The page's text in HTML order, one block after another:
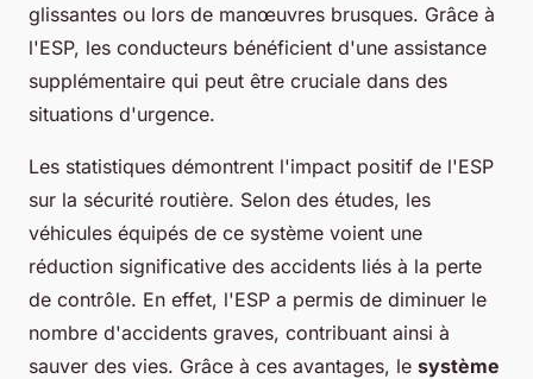
glissantes ou lors de manœuvres brusques. Grâce à
l'ESP, les conducteurs bénéficient d'une assistance
supplémentaire qui peut être cruciale dans des
situations d'urgence.
Les statistiques démontrent l'impact positif de l'ESP
sur la sécurité routière. Selon des études, les
véhicules équipés de ce système voient une
réduction significative des accidents liés à la perte
de contrôle. En effet, l'ESP a permis de diminuer le
nombre d'accidents graves, contribuant ainsi à
sauver des vies. Grâce à ces avantages, le système